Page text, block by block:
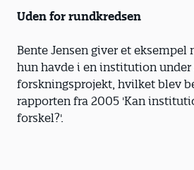
Uden for rundkredsen
Bente Jensen giver et eksempel
hun havde i en institution under
forskningsprojekt, hvilket blev
rapporten fra 2005 'Kan
forskel?'.